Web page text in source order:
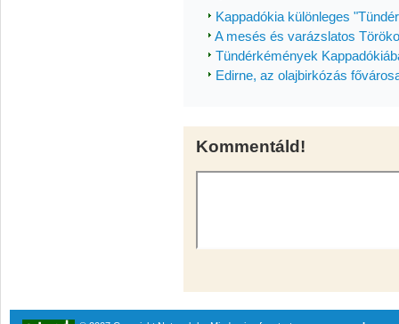
Kappadókia különleges
A mesés és varázslatos
Tündérkémények
Edirne, az olajbirkózás
Kommentáld!